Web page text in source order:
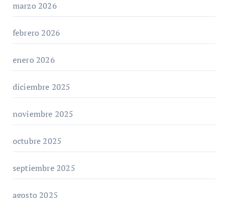
marzo 2026
febrero 2026
enero 2026
diciembre 2025
noviembre 2025
octubre 2025
septiembre 2025
agosto 2025